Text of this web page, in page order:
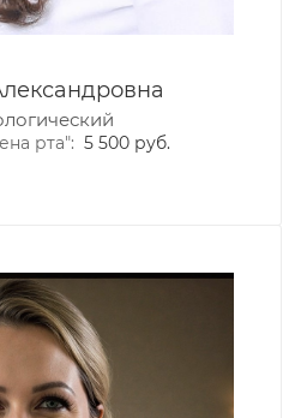
рта": 5 500 руб.